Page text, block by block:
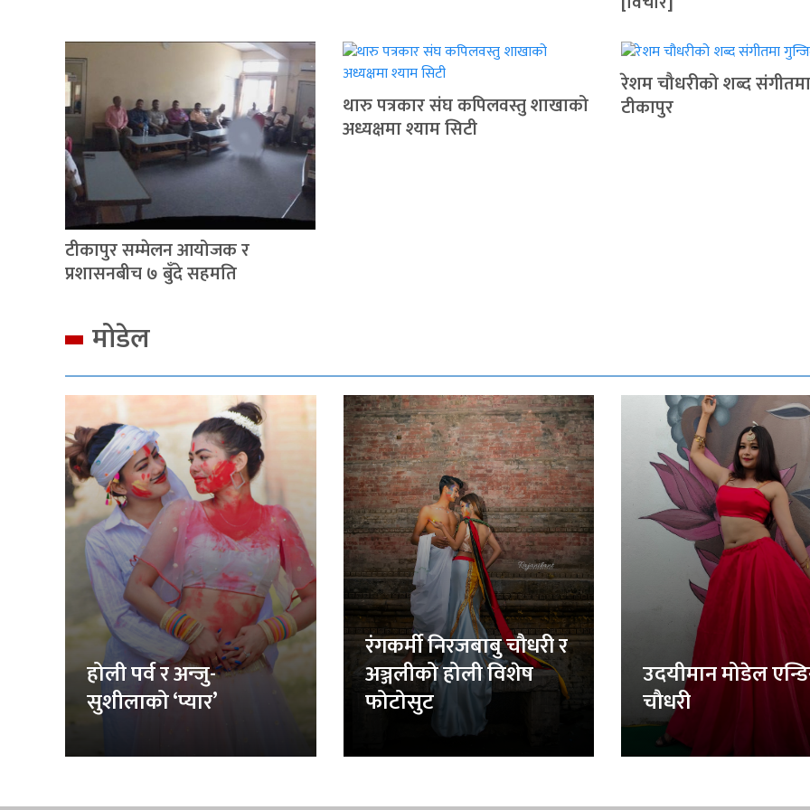
टीकापुर सम्मेलन आयोजक र
प्रशासनबीच ७ बुँदे सहमति
थारु पत्रकार संघ कपिलवस्तु शाखाको
अध्यक्षमा श्याम सिटी
रेशम चौधरीको शब्द
टीकापुर
मोडेल
होली पर्व र अन्जु-
सुशीलाको ‘प्यार’
रंगकर्मी निरजबाबु चौधरी र
अञ्जलीको होली विशेष
फोटोसुट
उदयीमान मोडेल
चौधरी